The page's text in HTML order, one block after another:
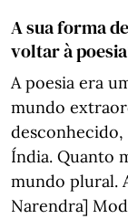
A sua forma
voltar à
A poesia era
mundo
Índia. Quanto
mundo plural.
Narendra]